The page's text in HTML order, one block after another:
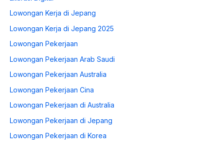
Lowongan Kerja di Jepang
Lowongan Kerja di Jepang 2025
Lowongan Pekerjaan
Lowongan Pekerjaan Arab Saudi
Lowongan Pekerjaan Australia
Lowongan Pekerjaan Cina
Lowongan Pekerjaan di Australia
Lowongan Pekerjaan di Jepang
Lowongan Pekerjaan di Korea